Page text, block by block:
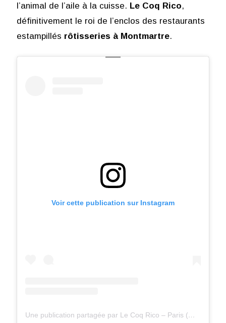
l’animal de l’aile à la cuisse. Le Coq Rico,
définitivement le roi de l’enclos des restaurants
estampillés rôtisseries à Montmartre.
Voir cette publication sur Instagram
Une publication partagée par Le Coq Rico – Paris (@lecoqrico_paris)